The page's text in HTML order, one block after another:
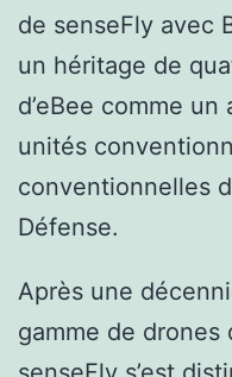
de senseFly avec
un héritage de
d’eBee comme
unités
conventionnelles
Défense.
Après une
gamme de drones